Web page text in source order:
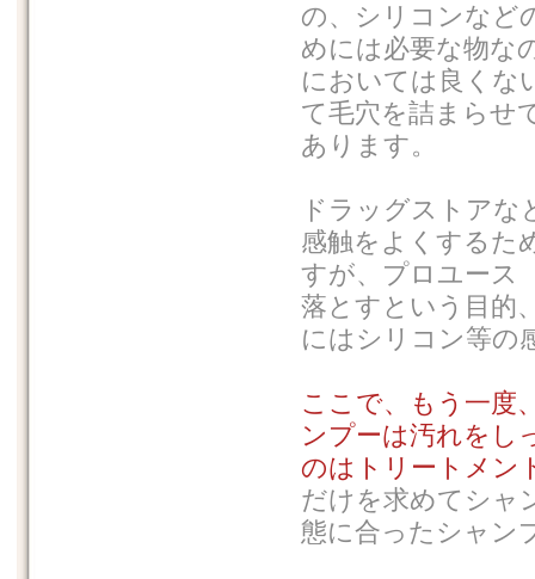
の、シリコンなど
めには必要な物な
においては良くな
て毛穴を詰まらせ
あります。
ドラッグストア
感触をよくするた
すが、プロユース
落とすという目的
にはシリコン等の
ここで、もう一度
ンプーは汚れをし
のはトリートメン
だけを求めてシャ
態に合ったシャン